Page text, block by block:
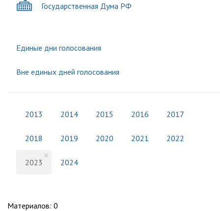
Государственная Дума РФ
Единые дни голосования
Вне единых дней голосования
2013 2014 2015 2016 2017
2018 2019 2020 2021 2022
2023 2024
Материалов: 0